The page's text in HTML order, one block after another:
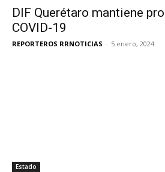
DIF Querétaro mantiene
COVID-19
REPORTEROS RRNOTICIAS - 5 enero, 2024
Estado